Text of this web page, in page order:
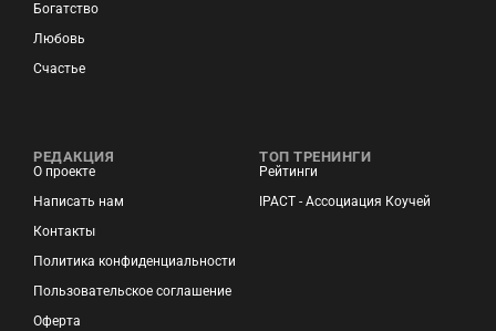
Богатство
Любовь
Счастье
РЕДАКЦИЯ
О проекте
Написать нам
Контакты
Политика конфиденциальности
Пользовательское соглашение
Оферта
ТОП ТРЕНИНГИ
Рейтинги
IPACT - Ассоциация Коучей